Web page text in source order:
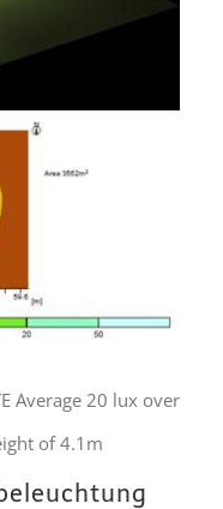
Average 20 lux over
of 4.1m